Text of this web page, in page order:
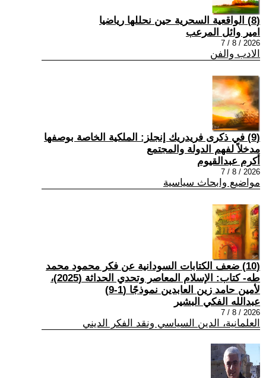
(8) الواقعية السحرية حين نحللها رياضيا
امير وائل المرعب
2026 / 8 / 7
الادب والفن
(9) في ذكرى فريدريك إنجلز: الملكية الخاصة بوصفها
مدخلاً لفهم الدولة والمجتمع
أكرم عبدالقيوم
2026 / 8 / 7
مواضيع وابحاث سياسية
(10) ضعف الكتابات السودانية عن فكر محمود محمد
طه- كتاب: الإسلام المعاصر وتحدي الحداثة (2025)،
لأمين حامد زين العابدين نموذجًا (1-9)
عبدالله الفكي البشير
2026 / 8 / 7
العلمانية، الدين السياسي ونقد الفكر الديني